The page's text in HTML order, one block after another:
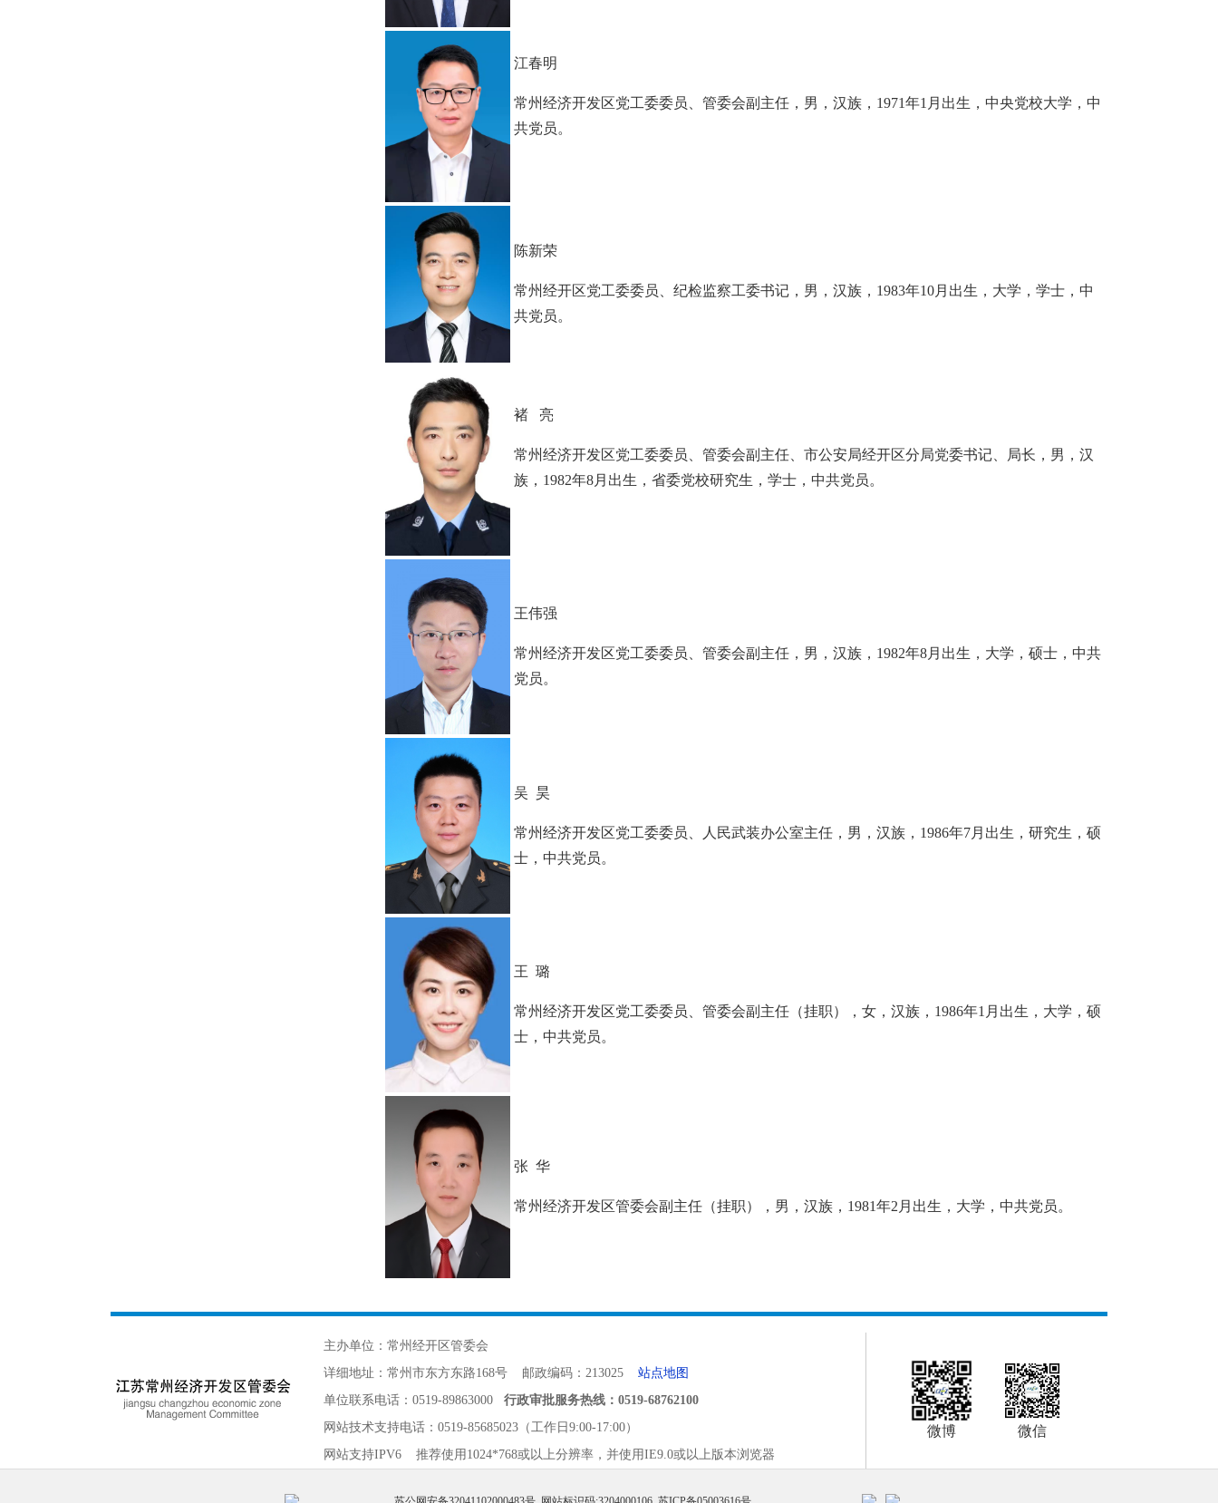
江春明
常州经济开发区党工委委员、管委会副主任，男，汉族，1971年1月出生，中央党校大学，中
共党员。
陈新荣
常州经开区党工委委员、纪检监察工委书记，男，汉族，1983年10月出生，大学，学士，中
共党员。
褚 亮
常州经济开发区党工委委员、 管委会副主任、 市公安局经开区分局党委书记、局长，男，汉
族，1982年8月出生，省委党校研究生，学士，中共党员。
王伟强
常州经济开发区党工委委员、 管委会副主任， 男，汉族，1982年8月出生，大学，硕士，中共
党员。
吴 昊
常州经济开发区党工委委员、人民武装办公室主任，男，汉族，1986年7月出生，研究生，硕
士，中共党员。
王 璐
常州经济开发区党工委委员、管委会副主任（挂职），女，汉族，1986年1月出生，大学，硕
士，中共党员。
张 华
常州经济开发区管委会副主任（挂职），男，汉族，1981年2月出生，大学，中共党员。
主办单位：常州经开区管委会
详细地址：常州市东方东路168号 邮政编码：213025 站点地图
单位联系电话：0519-89863000 行政审批服务热线：0519-68762100
网站技术支持电话： 0519-85685023（工作日9:00-17:00）
网站支持IPV6 推荐使用1024*768或以上分辨率，并使用IE9.0或以上版本浏览器
微博 微信